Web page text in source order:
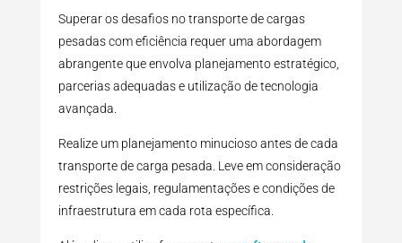
Superar os desafios no transporte de cargas
pesadas com eficiência requer uma abordagem
abrangente que envolva planejamento estratégico,
parcerias adequadas e utilização de tecnologia
avançada.
Realize um planejamento minucioso antes de cada
transporte de carga pesada. Leve em consideração
restrições legais, regulamentações e condições de
infraestrutura em cada rota específica.